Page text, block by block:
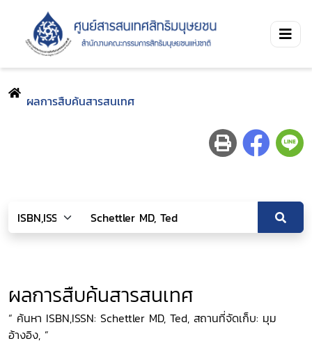
ผลการสืบค้นสารสนเทศ
ผลการสืบค้นสารสนเทศ
“ ค้นหา ISBN,ISSN: Schettler MD, Ted, สถานที่จัดเก็บ: มุม
อ้างอิง, ”